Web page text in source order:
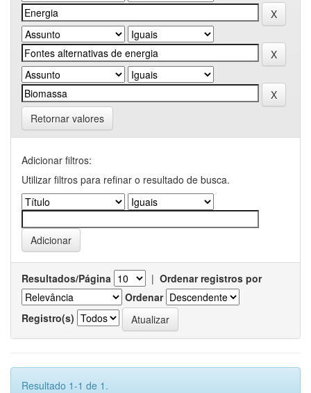
Retornar valores
Adicionar filtros:
Utilizar filtros para refinar o resultado de busca.
Resultados/Página | Ordenar registros por
Ordenar
Registro(s)
Resultado 1-1 de 1.